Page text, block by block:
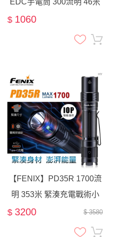
EDC 紅藍側燈 警示燈
$ 1060
【FENIX】PD35R 1700流
明 353米 緊湊充電戰術小
直 雙尾按 TYPE-C充電 一
$ 3580
$ 3200